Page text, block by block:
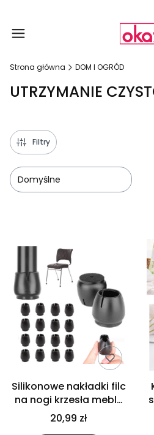
Strona główna DOM I OGRÓD
UTRZYMANIE
Filtry
Domyślne
Silikonowe nakładki filc
na nogi krzesła meble
uniwersalne czarne 12-
16 mm
20,99 zł